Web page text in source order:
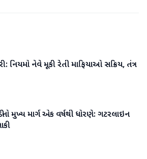
નિયમો નેવે મૂકી રેતી માફિયાઓ સક્રિય, તંત્ર
મુખ્ય માર્ગ એક વર્ષથી ધોરણે: ગટરલાઇન